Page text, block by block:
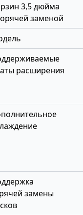
3,5 дюйма
заменой
расширения
замены